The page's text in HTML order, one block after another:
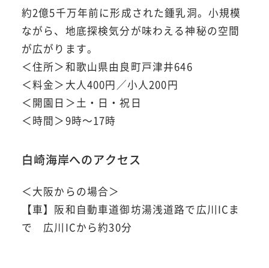
約2億5千万年前に形成された鍾乳洞。小規模
ながら、地底探検気分が味わえる神秘の空間
が広がります。
＜住所＞和歌山県由良町戸津井646
＜料金＞大人400円／小人200円
＜開園日＞土・日・祝日
＜時間＞9時～17時
白崎海岸へのアクセス
＜大阪からの場合＞
【車】阪和自動車道御坊湯浅道路で広川ICま
で 広川ICから約30分